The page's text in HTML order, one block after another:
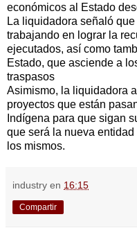
económicos al Estado
La liquidadora señaló
trabajando en lograr la
ejecutados, así como
Estado, que asciende a
traspasos
Asimismo, la liquidadora
proyectos que están
Indígena para que sigan
que será la nueva
los mismos.
industry en 16:15
Compartir